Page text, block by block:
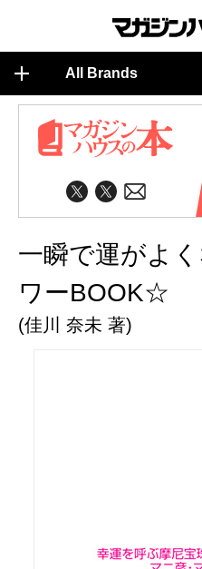
All Brands
一瞬で運がよ
ワーBOOK☆
(佳川 奈未 著)